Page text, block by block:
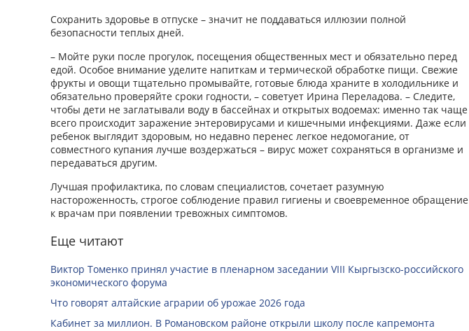
Сохранить здоровье в отпуске – значит не поддаваться иллюзии полной
безопасности теплых дней.
– Мойте руки после прогулок, посещения общественных мест и обязательно перед
едой. Особое внимание уделите напиткам и термической обработке пищи. Свежие
фрукты и овощи тщательно промывайте, готовые блюда храните в холодильнике и
обязательно проверяйте сроки годности, – советует Ирина Переладова. – Следите,
чтобы дети не заглатывали воду в бассейнах и открытых водоемах: именно так чаще
всего происходит заражение энтеровирусами и кишечными инфекциями. Даже если
ребенок выглядит здоровым, но недавно перенес легкое недомогание, от
совместного купания лучше воздержаться – вирус может сохраняться в организме и
передаваться другим.
Лучшая профилактика, по словам специалистов, сочетает разумную
настороженность, строгое соблюде­ние правил гигиены и своевременное обращение
к врачам при появлении тревожных симптомов.
Еще читают
Виктор Томенко принял участие в пленарном заседании VIII Кыргызско-российского
экономического форума
Что говорят алтайские аграрии об урожае 2026 года
Кабинет за миллион. В Романовском районе открыли школу после капремонта